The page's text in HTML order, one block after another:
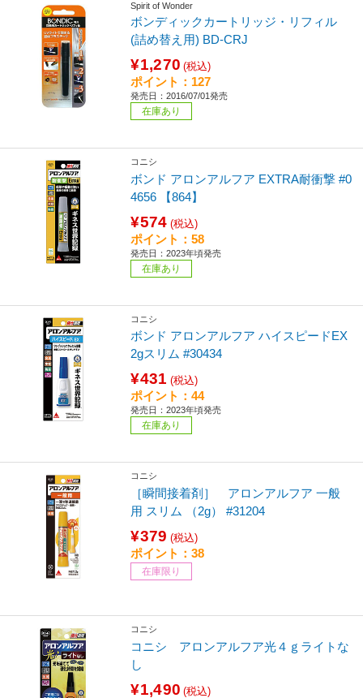
Spirit of Wonder
ボンディックカートリッジ・リフィル
(詰め替え用) BD-CRJ
¥1,270 (税込)
ポイント：127
発売日：2016/07/01発売
在庫あり
コニシ
ボンド アロンアルフア EXTRA耐衝撃 #0
4656 【864】
¥574 (税込)
ポイント：58
発売日：2023年頃発売
在庫あり
コニシ
ボンド アロンアルフア ハイスピードEX
2gスリム #30434
¥431 (税込)
ポイント：44
発売日：2023年頃発売
在庫あり
コニシ
［瞬間接着剤］ アロンアルフア 一般
用 スリム （2g） #31204
¥379 (税込)
ポイント：38
在庫限り
コニシ
コニシ アロンアルフア光４ｇライトな
し
¥1,490 (税込)